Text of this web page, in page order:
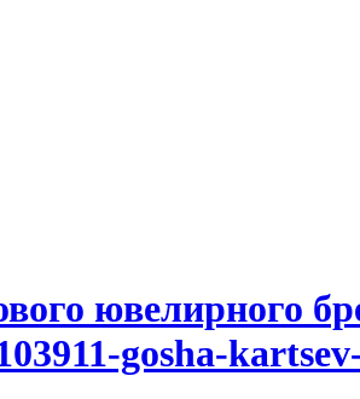
ювелирного
gosha-